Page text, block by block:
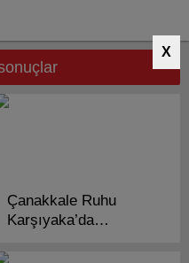
X
Çanakkale Ruhu
Karşıyaka’da